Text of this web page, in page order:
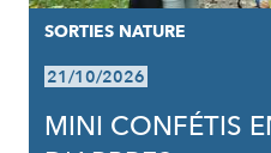
SORTIES NATURE
21/10/2026
MINI CONFÉTIS